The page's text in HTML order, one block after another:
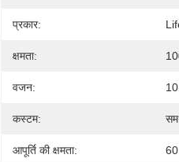
प्रकार:
क्षमता:
वजन:
कस्टम:
आपूर्ति की क्षमता: 60